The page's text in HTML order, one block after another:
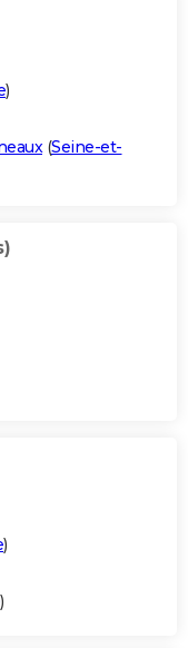
)
(Seine-et-
)
)